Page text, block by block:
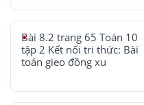
Bài 8.2 trang 65 Toán 10
tập 2 Kết nối tri thức: Bài
toán gieo đồng xu